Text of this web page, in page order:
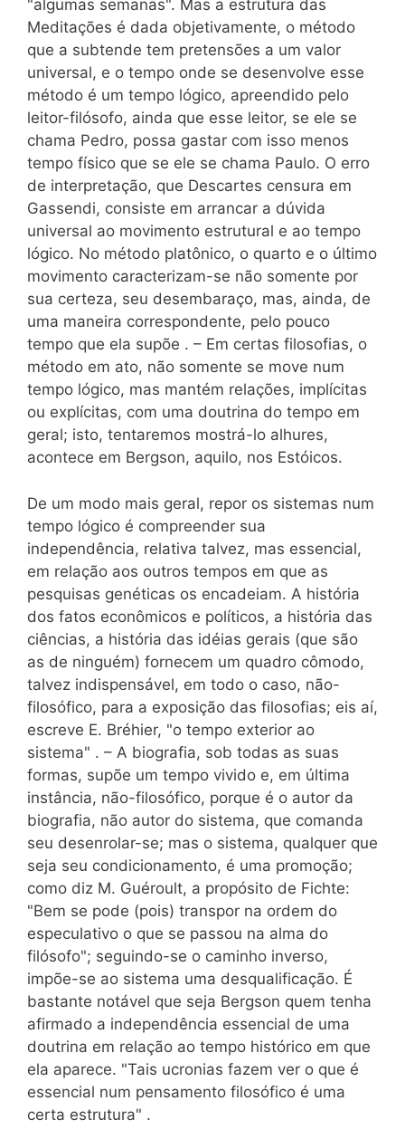
"algumas semanas". Mas a estrutura das
Meditações é dada objetivamente, o método
que a subtende tem pretensões a um valor
universal, e o tempo onde se desenvolve esse
método é um tempo lógico, apreendido pelo
leitor-filósofo, ainda que esse leitor, se ele se
chama Pedro, possa gastar com isso menos
tempo físico que se ele se chama Paulo. O erro
de interpretação, que Descartes censura em
Gassendi, consiste em arrancar a dúvida
universal ao movimento estrutural e ao tempo
lógico. No método platônico, o quarto e o último
movimento caracterizam-se não somente por
sua certeza, seu desembaraço, mas, ainda, de
uma maneira correspondente, pelo pouco
tempo que ela supõe . – Em certas filosofias, o
método em ato, não somente se move num
tempo lógico, mas mantém relações, implícitas
ou explícitas, com uma doutrina do tempo em
geral; isto, tentaremos mostrá-lo alhures,
acontece em Bergson, aquilo, nos Estóicos.
De um modo mais geral, repor os sistemas num
tempo lógico é compreender sua
independência, relativa talvez, mas essencial,
em relação aos outros tempos em que as
pesquisas genéticas os encadeiam. A história
dos fatos econômicos e políticos, a história das
ciências, a história das idéias gerais (que são
as de ninguém) fornecem um quadro cômodo,
talvez indispensável, em todo o caso, não-
filosófico, para a exposição das filosofias; eis aí,
escreve E. Bréhier, "o tempo exterior ao
sistema" . – A biografia, sob todas as suas
formas, supõe um tempo vivido e, em última
instância, não-filosófico, porque é o autor da
biografia, não autor do sistema, que comanda
seu desenrolar-se; mas o sistema, qualquer que
seja seu condicionamento, é uma promoção;
como diz M. Guéroult, a propósito de Fichte:
"Bem se pode (pois) transpor na ordem do
especulativo o que se passou na alma do
filósofo"; seguindo-se o caminho inverso,
impõe-se ao sistema uma desqualificação. É
bastante notável que seja Bergson quem tenha
afirmado a independência essencial de uma
doutrina em relação ao tempo histórico em que
ela aparece. "Tais ucronias fazem ver o que é
essencial num pensamento filosófico é uma
certa estrutura" .